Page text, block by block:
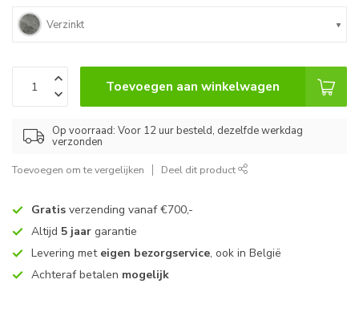
Verzinkt
Toevoegen aan winkelwagen
Op voorraad: Voor 12 uur besteld, dezelfde werkdag
verzonden
Toevoegen om te vergelijken Deel dit product
Gratis verzending vanaf €700,-
Altijd 5 jaar garantie
Levering met eigen bezorgservice, ook in België
Achteraf betalen mogelijk